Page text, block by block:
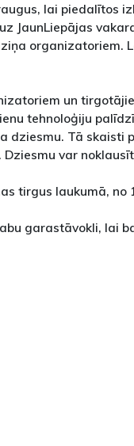
lai piedalītos
JaunLiepājas
organizatoriem.
un
tehnoloģiju
dziesmu. Tā skaisti
var
tirgus laukumā, no
garastāvokli, lai